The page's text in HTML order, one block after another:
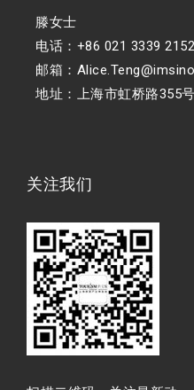
滕女士
电话：+86 021 3339 2152
邮箱：
地址：上海市虹桥路355
关注我们